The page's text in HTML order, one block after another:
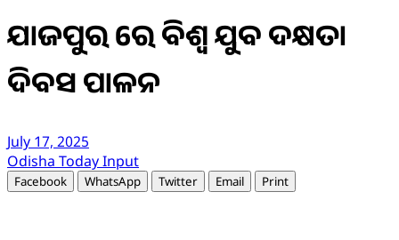
ଯାଜପୁର ରେ ବିଶ୍ୱ ଯୁବ ଦକ୍ଷତା
ଦିବସ ପାଳନ
July 17, 2025
Odisha Today Input
Facebook WhatsApp Twitter Email Print